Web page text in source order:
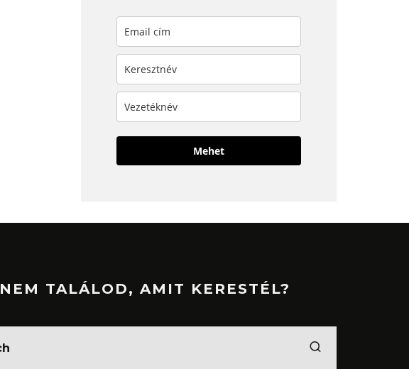
Mehet
NEM TALÁLOD, AMIT KERESTÉL?